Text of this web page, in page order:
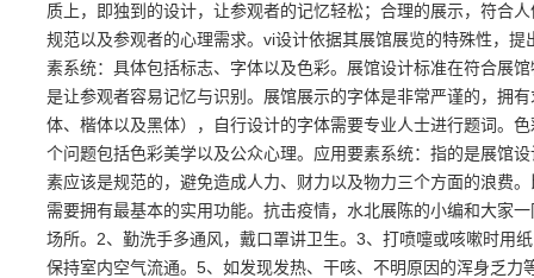
质上，即独到的设计，让参观者的记忆轻松；合理的展示，符合
规范以及参观者的心理需求。vi设计依据其展馆展览的特殊性，
素系统：具体包括标志、字体以及色彩。展馆设计标准在符合展
是让参观者容易记忆与识别。展馆展示的字体是非常严谨的，拥
体、楷体以及黑体），自行设计的字体需要专业人士进行题词。
个问题包括色彩美学以及公众心理。应用要素系统：指的是展馆
素应该是规范的，避免造成人力、财力以及物力三个方面的浪费
需要拥有最基本的实用功能。抗击疫情，水北展陈的小编和大家
场所。2、勤洗手多通风，戴口罩讲卫生。3、打喷嚏或咳嗽时用
保持室内空气流通。5、如发现发热、干咳、不明原因的浑身乏力